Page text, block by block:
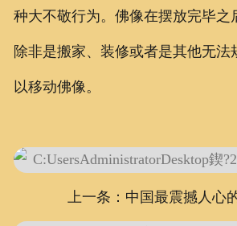
种大不敬行为。佛像在摆放完毕之
除非是搬家、装修或者是其他无法
以移动佛像。
上一条：中国最震撼人心